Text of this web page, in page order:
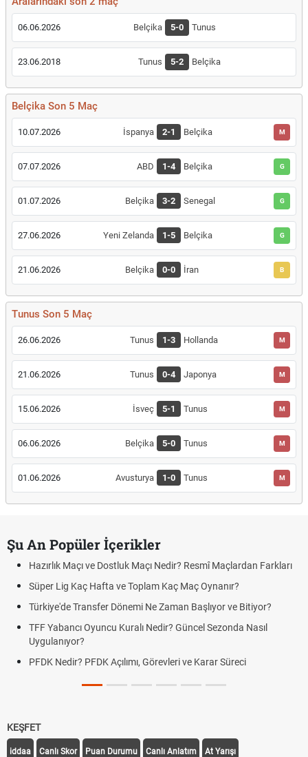
06.06.2026 Belçika 5-0 Tunus
23.06.2018 Tunus 5-2 Belçika
Belçika Son 5 Maç
10.07.2026 İspanya 2-1 Belçika M
07.07.2026 ABD 1-4 Belçika G
01.07.2026 Belçika 3-2 Senegal G
27.06.2026 Yeni Zelanda 1-5 Belçika G
21.06.2026 Belçika 0-0 İran B
Tunus Son 5 Maç
26.06.2026 Tunus 1-3 Hollanda M
21.06.2026 Tunus 0-4 Japonya M
15.06.2026 İsveç 5-1 Tunus M
06.06.2026 Belçika 5-0 Tunus M
01.06.2026 Avusturya 1-0 Tunus M
Şu An Popüler İçerikler
Hazırlık Maçı ve Dostluk Maçı Nedir? Resmî Maçlardan Farkları
Süper Lig Kaç Hafta ve Toplam Kaç Maç Oynanır?
Türkiye'de Transfer Dönemi Ne Zaman Başlıyor ve Bitiyor?
TFF Yabancı Oyuncu Kuralı Nedir? Güncel Sezonda Nasıl
Uygulanıyor?
PFDK Nedir? PFDK Açılımı, Görevleri ve Karar Süreci
KEŞFET
iddaa Canlı Skor Puan Durumu Canlı Anlatım At Yarışı